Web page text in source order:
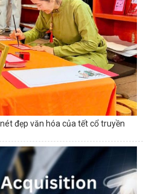
đẹp văn hóa của tết cổ truyền